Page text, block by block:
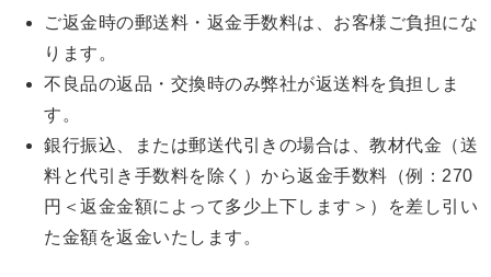
ご返金時の郵送料・返金手数料は、お客様ご負担にな
ります。
不良品の返品・交換時のみ弊社が返送料を負担しま
す。
銀行振込、または郵送代引きの場合は、教材代金（送
料と代引き手数料を除く）から返金手数料（例：270
円＜返金金額によって多少上下します＞）を差し引い
た金額を返金いたします。